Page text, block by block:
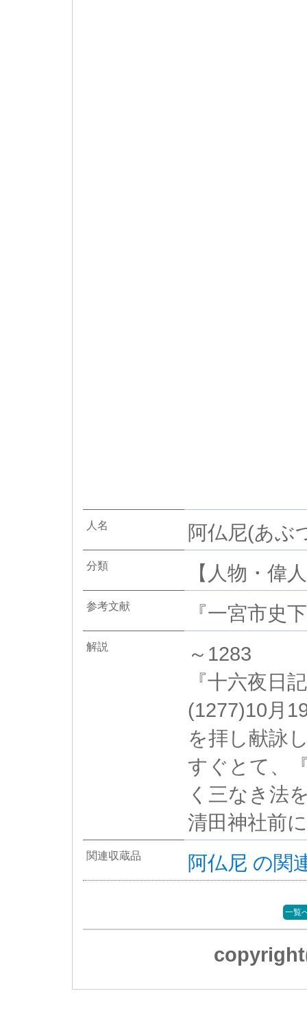
人名 阿仏尼(あぶ
分類 【人物・偉
参考文献 『一宮市史
解説
～1283
『十六夜日
(1277)10月
を拝し献詠
すぐとて、
く三なき法
清田神社前
関連収蔵品 阿仏尼 の関
一覧